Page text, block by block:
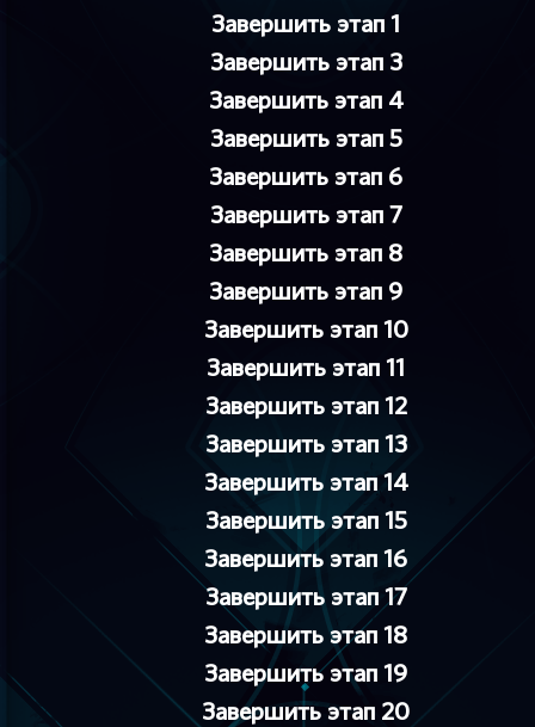
Завершить этап 1
Завершить этап 3
Завершить этап 4
Завершить этап 5
Завершить этап 6
Завершить этап 7
Завершить этап 8
Завершить этап 9
Завершить этап 10
Завершить этап 11
Завершить этап 12
Завершить этап 13
Завершить этап 14
Завершить этап 15
Завершить этап 16
Завершить этап 17
Завершить этап 18
Завершить этап 19
Завершить этап 20